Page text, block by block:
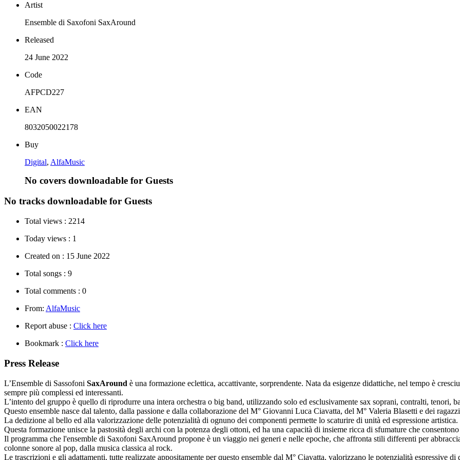
Artist
Ensemble di Saxofoni SaxAround
Released
24 June 2022
Code
AFPCD227
EAN
8032050022178
Buy
Digital, AlfaMusic
No covers downloadable for Guests
No tracks downloadable for Guests
Total views : 2214
Today views : 1
Created on : 15 June 2022
Total songs : 9
Total comments : 0
From: AlfaMusic
Report abuse : Click here
Bookmark : Click here
Press Release
L’Ensemble di Sassofoni SaxAround è una formazione eclettica, accattivante, sorprendente. Nata da esigenze didattiche, nel tempo è
sempre più complessi ed interessanti.
L’intento del gruppo è quello di riprodurre una intera orchestra o big band, utilizzando solo ed esclusivamente sax soprani, contralti, tenori,
Questo ensemble nasce dal talento, dalla passione e dalla collaborazione del M° Giovanni Luca Ciavatta, del M° Valeria Blasetti e dei
La dedizione al bello ed alla valorizzazione delle potenzialità di ognuno dei componenti permette lo scaturire di unità ed espressione artistica.
Questa formazione unisce la pastosità degli archi con la potenza degli ottoni, ed ha una capacità di insieme ricca di sfumature che
Il programma che l'ensemble di Saxofoni SaxAround propone è un viaggio nei generi e nelle epoche, che affronta stili differenti per
colonne sonore al pop, dalla musica classica al rock.
Le trascrizioni e gli adattamenti, tutte realizzate appositamente per questo ensemble dal M° Ciavatta, valorizzano le potenzialità espressive